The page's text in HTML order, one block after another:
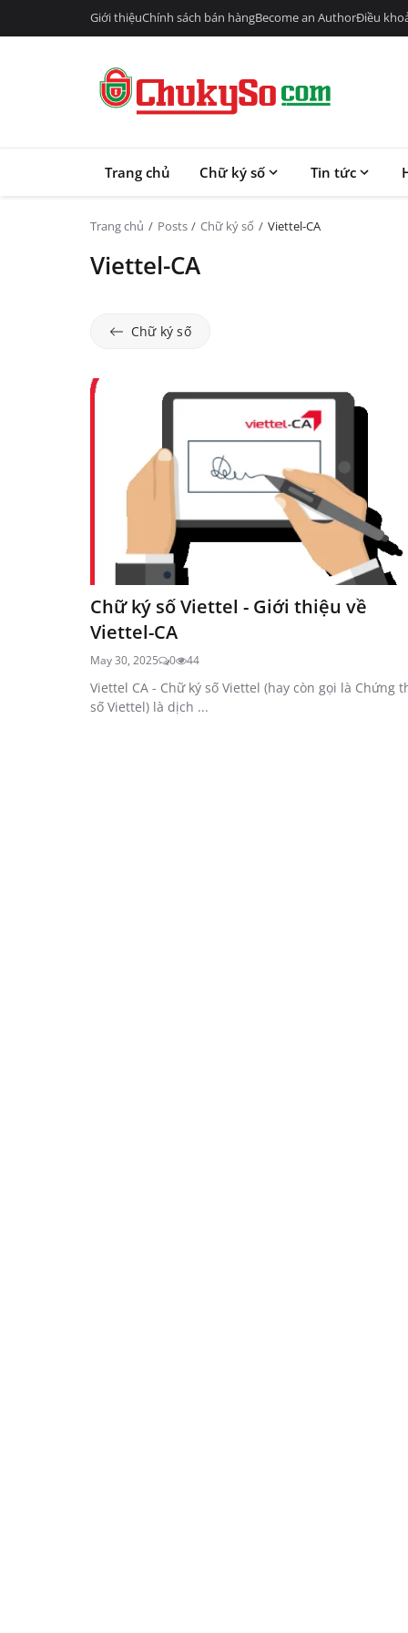
Giới thiệuChính sách bán hàngBecome an AuthorĐiều
Trang chủ Chữ ký số Tin tức
Trang chủ Posts Chữ ký số Viettel-CA
Viettel-CA
Chữ ký số
Chữ ký số Viettel - Giới thiệu về
Viettel-CA
May 30, 2025 0 44
Viettel CA - Chữ ký số Viettel (hay còn gọi là Chứng
số Viettel) là dịch ...